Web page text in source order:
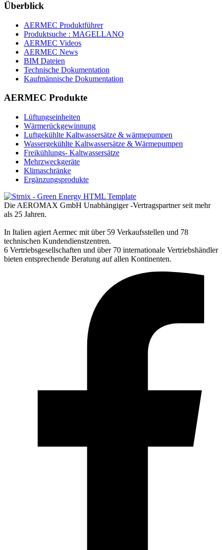
Überblick
AERMEC Produktführer
Produktsuche : MAGELLANO
AERMEC Videos
AERMEC News
BIM Dateien
Technische Dokumentation
Kaufmännische Dokumentation
AERMEC Produkte
Lüftungseinheiten
Wärmerückgewinnung
Luftgekühlte Kaltwassersätze & wärmepumpen
Wassergekühlte Kaltwassersätze & Wärmepumpen
Freikühlungs- Kaltwassersätze
Mehrzweckgeräte
Klimaschränke
Ergänzungsprodukte
Die AEROMAX GmbH Unabhängiger -Vertragspartner seit mehr
als 25 Jahren.
In Italien agiert Aermec mit über 59 Verkaufsstellen und 78
technischen Kundendienstzentren.
6 Vertriebsgesellschaften und über 70 internationale Vertriebshändler
bieten entsprechende Beratung auf allen Kontinenten.